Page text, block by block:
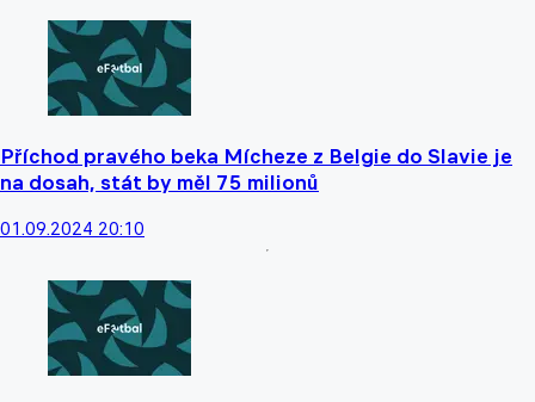
Příchod pravého beka Mícheze z Belgie do Slavie je
na dosah, stát by měl 75 milionů
01.09.2024 20:10